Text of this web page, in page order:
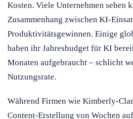
Kosten. Viele Unternehmen sehen
Zusammenhang zwischen KI-
Produktivitätsgewinnen. Einige
haben ihr Jahresbudget für KI
Monaten aufgebraucht – schlicht
Nutzungsrate.
Während Firmen wie Kimberly-
Content-Erstellung von Wochen